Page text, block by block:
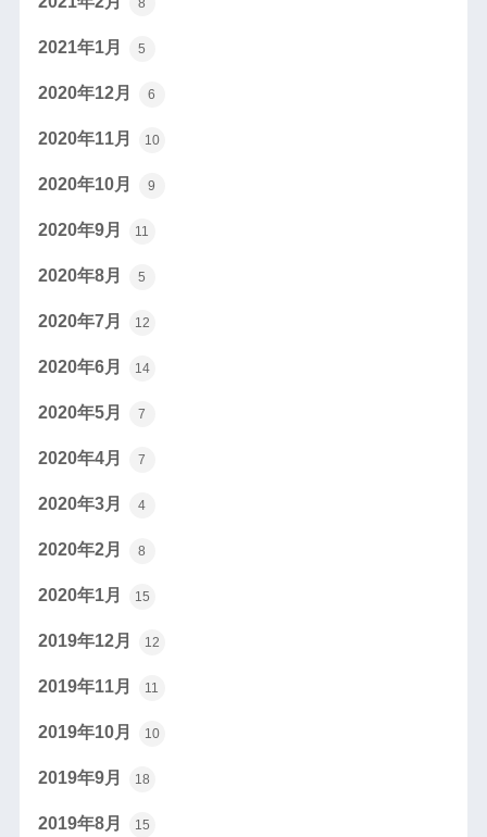
2021年1月 5
2020年12月 6
2020年11月 10
2020年10月 9
2020年9月 11
2020年8月 5
2020年7月 12
2020年6月 14
2020年5月 7
2020年4月 7
2020年3月 4
2020年2月 8
2020年1月 15
2019年12月 12
2019年11月 11
2019年10月 10
2019年9月 18
2019年8月 15